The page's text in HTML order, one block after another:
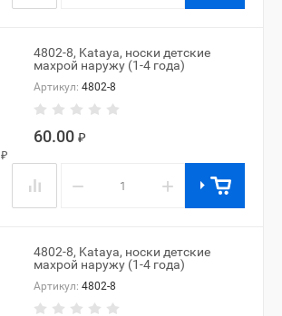
4802-8, Kataya, носки детские
махрой наружу (1-4 года)
Артикул: 4802-8
60.00 ₽
₽
− +
4802-8, Kataya, носки детские
махрой наружу (1-4 года)
Артикул: 4802-8